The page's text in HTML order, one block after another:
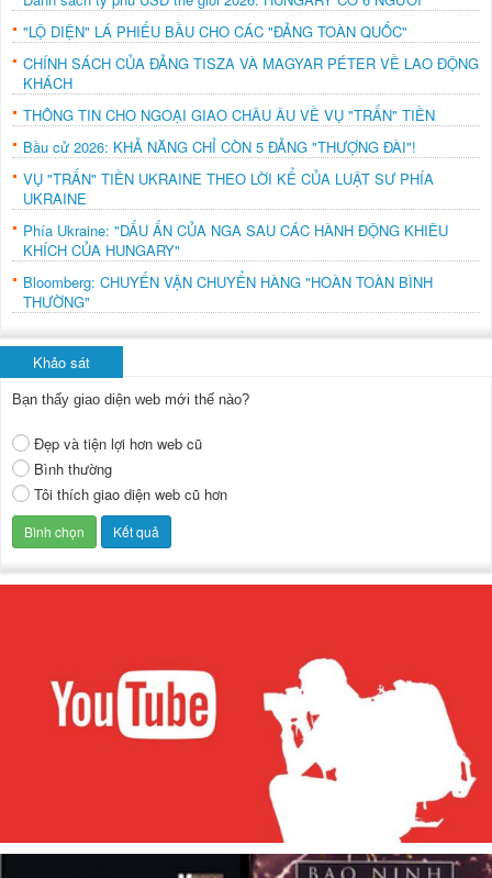
"LỘ DIỆN" LÁ PHIẾU BẦU CHO CÁC "ĐẢNG TOÀN QUỐC"
CHÍNH SÁCH CỦA ĐẢNG TISZA VÀ MAGYAR PÉTER VỀ LAO ĐỘNG
KHÁCH
THÔNG TIN CHO NGOẠI GIAO CHÂU ÂU VỀ VỤ "TRẤN" TIỀN
Bầu cử 2026: KHẢ NĂNG CHỈ CÒN 5 ĐẢNG "THƯỢNG ĐÀI"!
VỤ "TRẤN" TIỀN UKRAINE THEO LỜI KỂ CỦA LUẬT SƯ PHÍA
UKRAINE
Phía Ukraine: "DẤU ẤN CỦA NGA SAU CÁC HÀNH ĐỘNG KHIÊU
KHÍCH CỦA HUNGARY"
Bloomberg: CHUYẾN VẬN CHUYỂN HÀNG "HOÀN TOÀN BÌNH
THƯỜNG"
Khảo sát
Bạn thấy giao diện web mới thế nào?
Đẹp và tiện lợi hơn web cũ
Bình thường
Tôi thích giao diện web cũ hơn